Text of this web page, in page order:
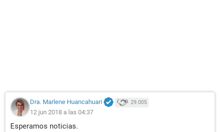
Dra. Marlene Huancahuari 29.005
12 jun 2018 a las 04:37
Esperamos noticias.